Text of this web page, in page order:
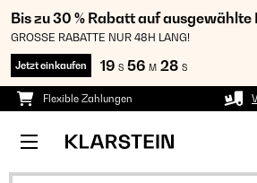
Bis zu 30 % Rabatt auf
GROSSE RABATTE NUR 48H LANG!
Jetzt einkaufen 19 S 56 M 28 S
Flexible Zahlungen